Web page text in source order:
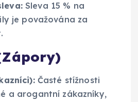
Sleva 15 % na
je považována za
Časté stížnosti
a arogantní zákazníky,